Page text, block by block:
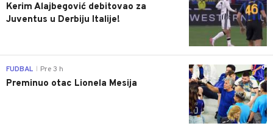
Kerim Alajbegović debitovao za
Juventus u Derbiju Italije!
0
FUDBAL Pre 3 h
Preminuo otac Lionela Mesija